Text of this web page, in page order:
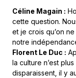
Céline Magain :
cette question.
et je crois qu’on
notre
Florent Le Duc :
la culture n’est
disparaissent, il y